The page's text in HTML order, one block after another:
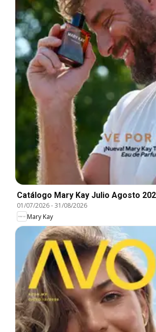
Catálogo Mary Kay Julio Agosto
01/07/2026-31/08/2026
Mary Kay